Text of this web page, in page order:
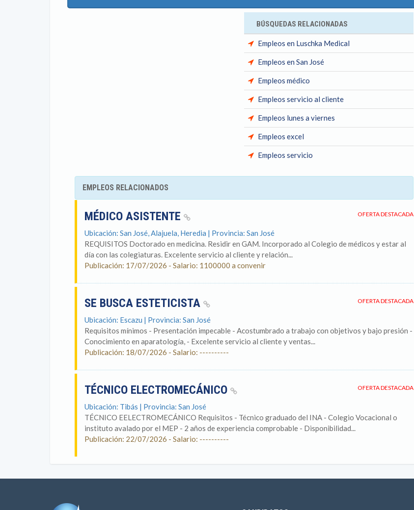
BÚSQUEDAS RELACIONADAS
Empleos en Luschka Medical
Empleos en San José
Empleos médico
Empleos servicio al cliente
Empleos lunes a viernes
Empleos excel
Empleos servicio
EMPLEOS RELACIONADOS
OFERTA DESTACADA
MÉDICO ASISTENTE
Ubicación: San José, Alajuela, Heredia | Provincia: San José
REQUISITOS Doctorado en medicina. Residir en GAM. Incorporado al Colegio de médicos y estar al
día con las colegiaturas. Excelente servicio al cliente y relación...
Publicación: 17/07/2026 - Salario: 1100000 a convenir
OFERTA DESTACADA
SE BUSCA ESTETICISTA
Ubicación: Escazu | Provincia: San José
Requisitos mínimos - Presentación impecable - Acostumbrado a trabajo con objetivos y bajo presión -
Conocimiento en aparatología, - Excelente servicio al cliente y ventas...
Publicación: 18/07/2026 - Salario: ----------
OFERTA DESTACADA
TÉCNICO ELECTROMECÁNICO
Ubicación: Tibás | Provincia: San José
TÉCNICO EELECTROMECÁNICO Requisitos - Técnico graduado del INA - Colegio Vocacional o
instituto avalado por el MEP - 2 años de experiencia comprobable - Disponibilidad...
Publicación: 22/07/2026 - Salario: ----------